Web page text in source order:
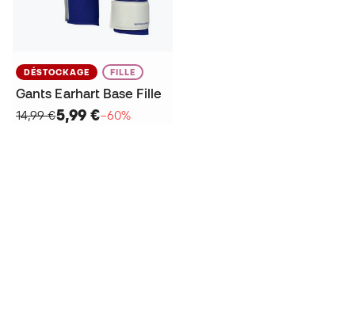
DÉSTOCKAGE FILLE
Gants Earhart Base Fille
14,99 €5,99 €−60%